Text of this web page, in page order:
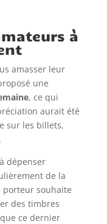
à
amasser leur
une
, ce qui
aurait été
sur les billets,
dépenser
de la
porteur souhaite
des timbres
ce dernier